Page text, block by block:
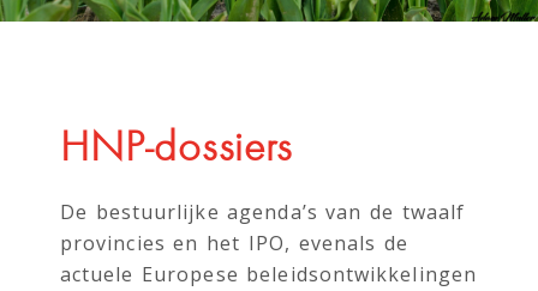
HNP-dossiers
De bestuurlijke agenda’s van de twaalf
provincies en het IPO, evenals de
actuele Europese beleidsontwikkelingen